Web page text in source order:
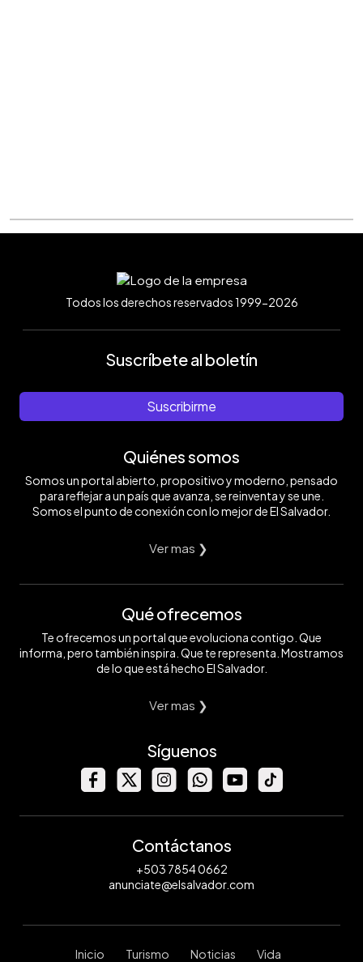
Todos los derechos reservados 1999-2026
Suscríbete al boletín
Suscribirme
Quiénes somos
Somos un portal abierto, propositivo y moderno, pensado
para reflejar a un país que avanza, se reinventa y se une.
Somos el punto de conexión con lo mejor de El Salvador.
Ver mas ❯
Qué ofrecemos
Te ofrecemos un portal que evoluciona contigo. Que
informa, pero también inspira. Que te representa. Mostramos
de lo que está hecho El Salvador.
Ver mas ❯
Síguenos
Contáctanos
+503 7854 0662
anunciate@elsalvador.com
Inicio Turismo Noticias Vida